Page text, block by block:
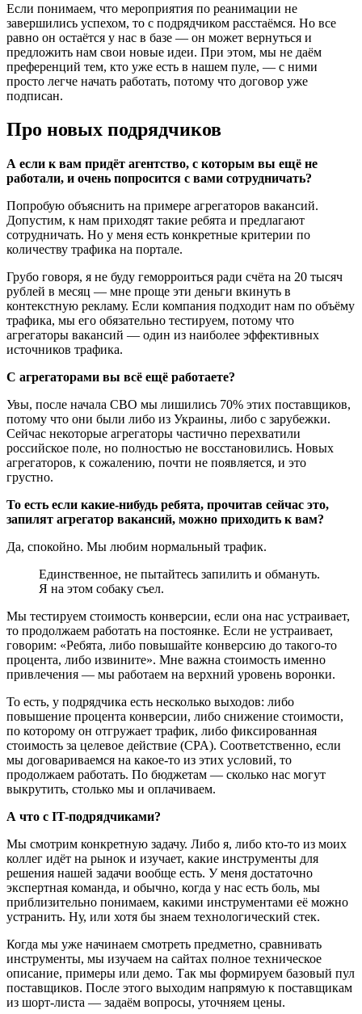
Если понимаем, что мероприятия по реанимации не
завершились успехом, то с подрядчиком расстаёмся. Но все
равно он остаётся у нас в базе — он может вернуться и
предложить нам свои новые идеи. При этом, мы не даём
преференций тем, кто уже есть в нашем пуле, — с ними
просто легче начать работать, потому что договор уже
подписан.
Про новых подрядчиков
А если к вам придёт агентство, с которым вы ещё не
работали, и очень попросится с вами сотрудничать?
Попробую объяснить на примере агрегаторов вакансий.
Допустим, к нам приходят такие ребята и предлагают
сотрудничать. Но у меня есть конкретные критерии по
количеству трафика на портале.
Грубо говоря, я не буду геморроиться ради счёта на 20 тысяч
рублей в месяц — мне проще эти деньги вкинуть в
контекстную рекламу. Если компания подходит нам по объёму
трафика, мы его обязательно тестируем, потому что
агрегаторы вакансий — один из наиболее эффективных
источников трафика.
С агрегаторами вы всё ещё работаете?
Увы, после начала СВО мы лишились 70% этих поставщиков,
потому что они были либо из Украины, либо с зарубежки.
Сейчас некоторые агрегаторы частично перехватили
российское поле, но полностью не восстановились. Новых
агрегаторов, к сожалению, почти не появляется, и это
грустно.
То есть если какие-нибудь ребята, прочитав сейчас это,
запилят агрегатор вакансий, можно приходить к вам?
Да, спокойно. Мы любим нормальный трафик.
Единственное, не пытайтесь запилить и обмануть.
Я на этом собаку съел.
Мы тестируем стоимость конверсии, если она нас устраивает,
то продолжаем работать на постоянке. Если не устраивает,
говорим: «Ребята, либо повышайте конверсию до такого-то
процента, либо извините». Мне важна стоимость именно
привлечения — мы работаем на верхний уровень воронки.
То есть, у подрядчика есть несколько выходов: либо
повышение процента конверсии, либо снижение стоимости,
по которому он отгружает трафик, либо фиксированная
стоимость за целевое действие (CPA). Соответственно, если
мы договариваемся на какое-то из этих условий, то
продолжаем работать. По бюджетам — сколько нас могут
выкрутить, столько мы и оплачиваем.
А что с IT-подрядчиками?
Мы смотрим конкретную задачу. Либо я, либо кто-то из моих
коллег идёт на рынок и изучает, какие инструменты для
решения нашей задачи вообще есть. У меня достаточно
экспертная команда, и обычно, когда у нас есть боль, мы
приблизительно понимаем, какими инструментами её можно
устранить. Ну, или хотя бы знаем технологический стек.
Когда мы уже начинаем смотреть предметно, сравнивать
инструменты, мы изучаем на сайтах полное техническое
описание, примеры или демо. Так мы формируем базовый пул
поставщиков. После этого выходим напрямую к поставщикам
из шорт-листа — задаём вопросы, уточняем цены.